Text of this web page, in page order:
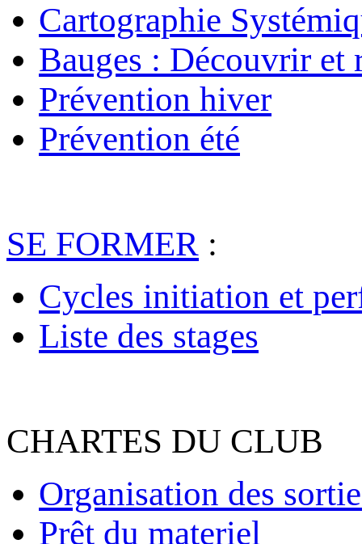
Cartographie
Bauges : Découvrir et
Prévention hiver
Prévention été
SE FORMER :
Cycles initiation et
Liste des stages
CHARTES DU CLUB
Organisation des
Prêt du materiel